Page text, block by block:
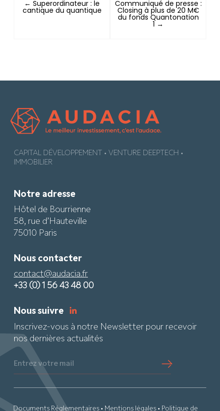
← Superordinateur : le
cantique du quantique
Communiqué de presse :
Closing à plus de 20 M€
du fonds Quantonation
1 →
CAPITAL DÉVELOPPEMENT • VENTURE DEEPTECH •
IMMOBILIER
Notre adresse
Hôtel de Bourrienne
58, rue d’Hauteville
75010 Paris
Nous contacter
contact@audacia.fr
+33 (0) 1 56 43 48 00
Nous suivre
Inscrivez-vous à notre Newsletter pour recevoir
nos dernières actualités
Entrez votre mail
Documents Réglementaires • Mentions légales • Politique de